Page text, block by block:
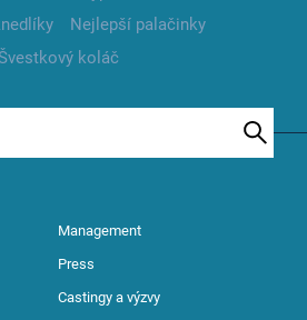
Nejlepší palačinky
koláč
Management
Press
Castingy a výzvy